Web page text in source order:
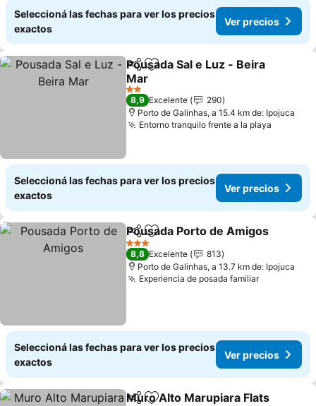
Seleccioná las fechas para ver los precios
exactos
Ver precios
CompartirAñadir a favoritos
Pousada Sal e Luz - Beira
Mar
2 Estrellas
8,9 Excelente
290
Porto de Galinhas, a 15.4 km de: Ipojuca
Entorno tranquilo frente a la playa
Seleccioná las fechas para ver los precios
exactos
Ver precios
CompartirAñadir a favoritos
Pousada Porto de Amigos
3 Estrellas
8,8 Excelente
813
Porto de Galinhas, a 13.7 km de: Ipojuca
Experiencia de posada familiar
Seleccioná las fechas para ver los precios
exactos
Ver precios
Muro Alto Marupiara Flats